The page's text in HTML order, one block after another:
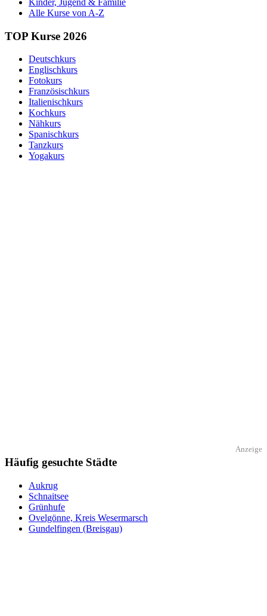
Alle Kurse von A-Z
TOP Kurse 2026
Deutschkurs
Englischkurs
Fotokurs
Französischkurs
Italienischkurs
Kochkurs
Nähkurs
Spanischkurs
Tanzkurs
Yogakurs
Anzeige
Häufig gesuchte Städte
Aukrug
Schnaitsee
Grünhufe
Ovelgönne, Kreis Wesermarsch
Gundelfingen (Breisgau)